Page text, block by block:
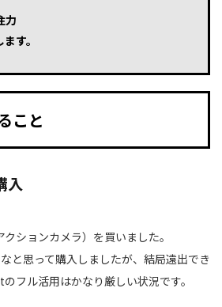
力
す。
こと
入
ションカメラ）を買いました。
と思って購入しましたが、結局遠出でき
フル活用はかなり厳しい状況です。